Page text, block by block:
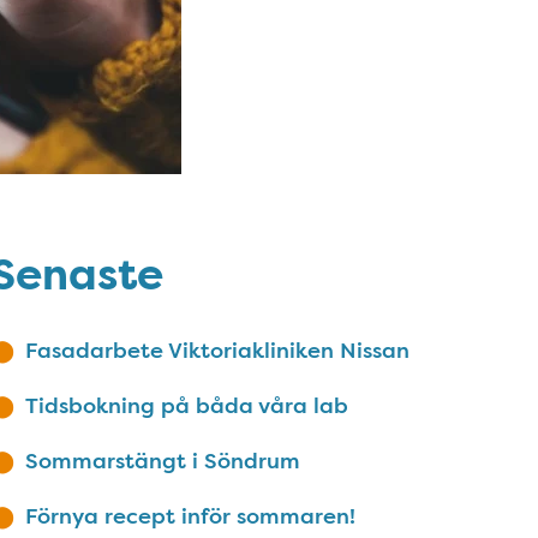
Fasadarbete Viktoriakliniken Nissan
Tidsbokning på båda våra lab
Sommarstängt i Söndrum
Förnya recept inför sommaren!